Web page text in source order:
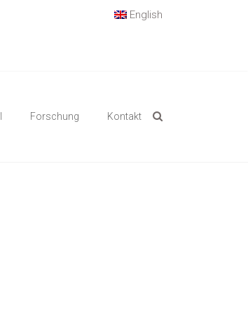
English
Forschung Kontakt